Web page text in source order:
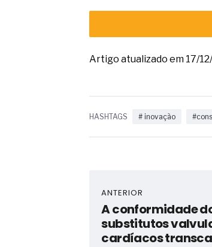
Artigo atualizado em 17/
HASHTAGS # inovação
ANTERIOR
A conformidade
substitutos
cardíacos